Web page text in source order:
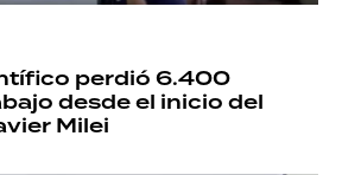
perdió 6.400
desde el inicio del
Milei